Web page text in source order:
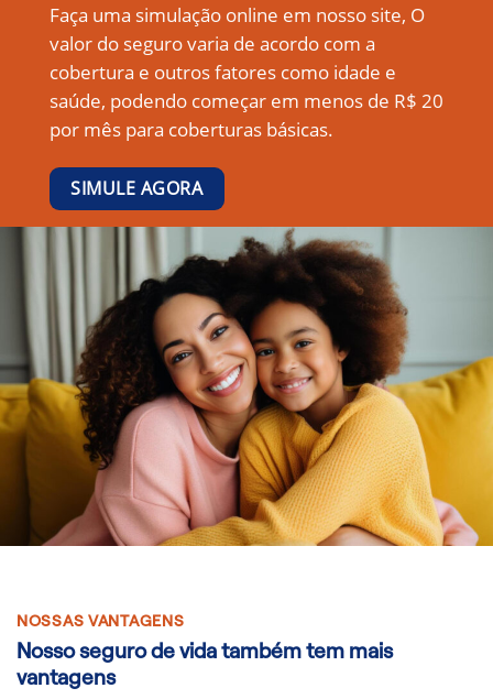
Faça uma simulação online em nosso site, O
valor do seguro varia de acordo com a
cobertura e outros fatores como idade e
saúde, podendo começar em menos de R$ 20
por mês para coberturas básicas.
SIMULE AGORA
NOSSAS VANTAGENS
Nosso seguro de vida também tem mais
vantagens